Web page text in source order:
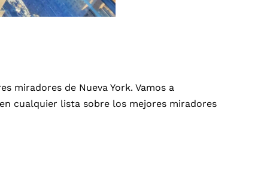
miradores de Nueva York. Vamos a
cualquier lista sobre los mejores miradores